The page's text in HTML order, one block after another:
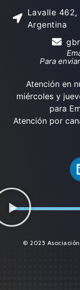
Lavalle 462,
Argentina
Para
Atención en
miércoles y
para
Atención por
© 2025